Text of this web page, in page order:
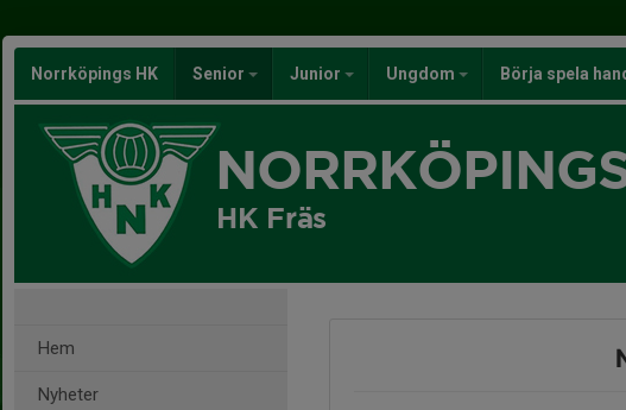
Norrköpings HK Senior Junior Ungdom Börja spela
HK Fräs
Hem
Nyheter